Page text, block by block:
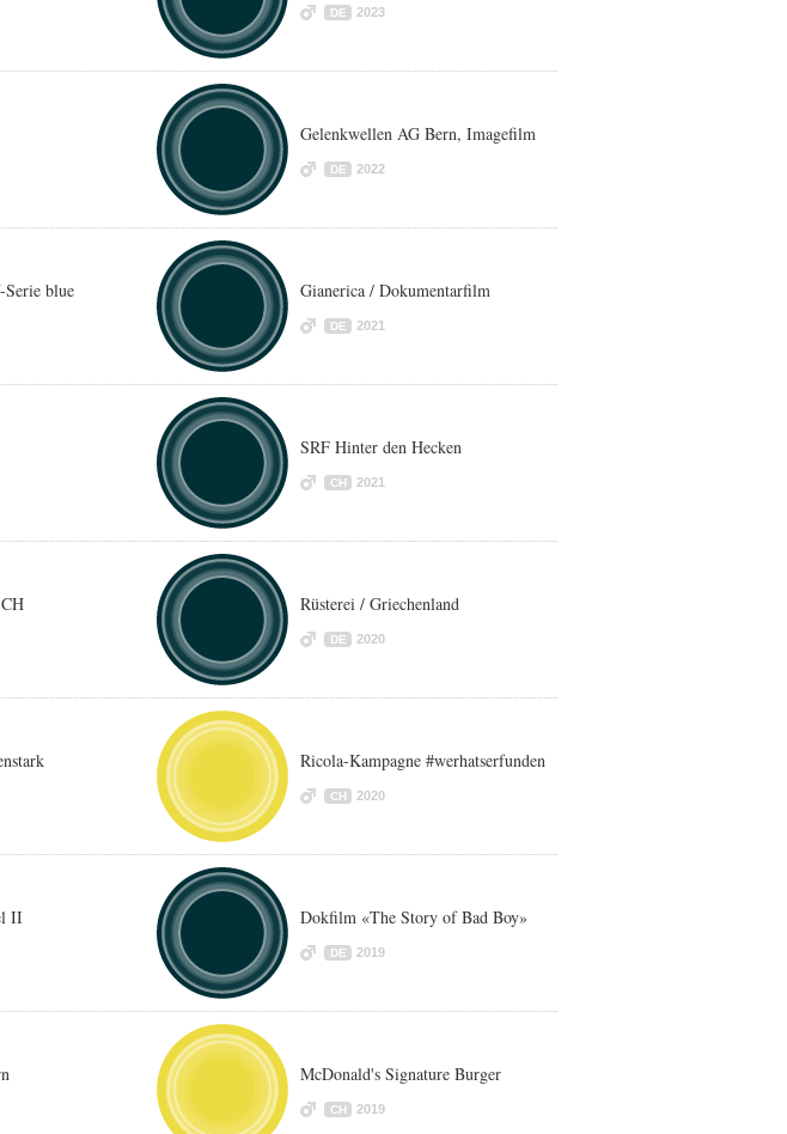
DE 2023
Gelenkwellen AG Bern, Imagefilm
DE 2022
blue Gianerica / Dokumentarfilm
DE 2021
SRF Hinter den Hecken
CH 2021
Rüsterei / Griechenland
DE 2020
Ricola-Kampagne #werhatserfunden
CH 2020
II Dokfilm «The Story of Bad Boy»
DE 2019
McDonald's Signature Burger
CH 2019